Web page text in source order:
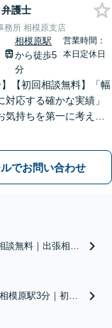
弁護士
務所 相模原支店
相模原駅
から徒歩5
分
営業時間：
本日定休日
】【初回相談無料】「幅
対応する確かな実績」
気持ちを第一に考えた
談可／忙しい方にも安
ート体制】
ルでお問い合わせ
談無料｜出張相談
相続問題に対応」
連携しワンストッ
相模原駅3分｜初回